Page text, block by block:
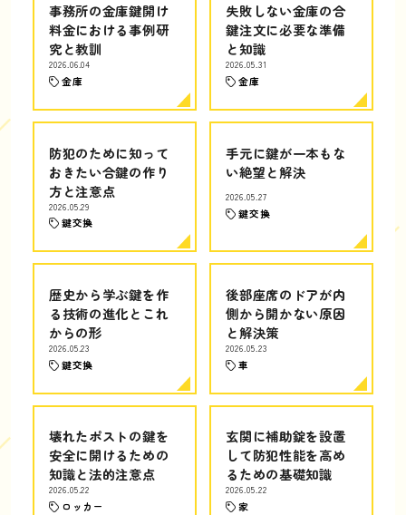
事務所の金庫鍵開け
料金における事例研
究と教訓
2026.06.04
金庫
失敗しない金庫の合
鍵注文に必要な準備
と知識
2026.05.31
金庫
防犯のために知って
おきたい合鍵の作り
方と注意点
2026.05.29
鍵交換
手元に鍵が一本もな
い絶望と解決
2026.05.27
鍵交換
歴史から学ぶ鍵を作
る技術の進化とこれ
からの形
2026.05.23
鍵交換
後部座席のドアが内
側から開かない原因
と解決策
2026.05.23
車
壊れたポストの鍵を
安全に開けるための
知識と法的注意点
2026.05.22
ロッカー
玄関に補助錠を設置
して防犯性能を高め
るための基礎知識
2026.05.22
家